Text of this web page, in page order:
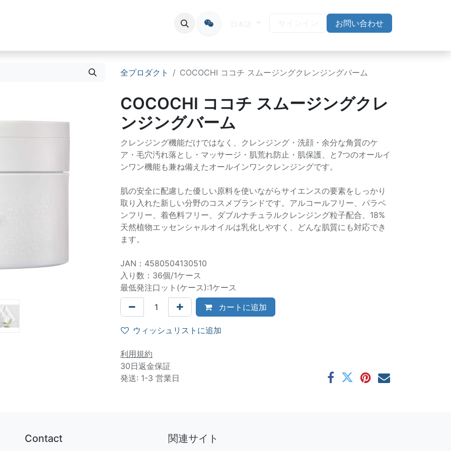
お問い合わせ
全プロダクト COCOCHI ココチ スムージングクレンジングバーム
COCOCHI ココチ スムージングクレ
ンジングバーム
クレンジング機能だけではなく、クレンジング・洗顔・余分な角質のケ
ア・毛穴汚れ落とし・マッサージ・肌荒れ防止・肌保護、と7つのオールイ
ンワン機能も兼ね備えたオールインワンクレンジングです。
肌の安全に配慮した優しい原料を使いながらサイエンスの要素をしっかり
取り入れた新しい分野のコスメブランドです。アルコールフリー、パラベ
ンフリー、着色料フリー、ダブルナチュラルクレンジング粒子配合、18%
天然植物エッセンシャルオイルは乳化しやすく、どんな肌質にも対応でき
ます。
JAN：4580504130510
入り数：36個/1ケース
最低発注口ット(ケース):1ケース
カートに追加
ウィッシュリストに追加
利用規約
30日返金保証
発送: 1-3 営業日
Contact 関連サイト